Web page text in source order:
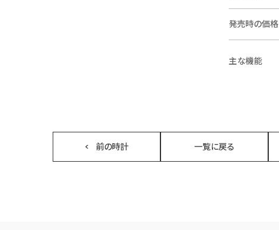
発売時の価格
主な機能
前の時計 一覧に戻る